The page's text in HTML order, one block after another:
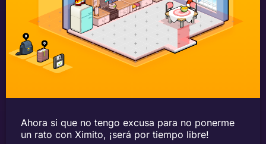
Ahora si que no tengo excusa para no ponerme
un rato con Ximito, ¡será por tiempo libre!